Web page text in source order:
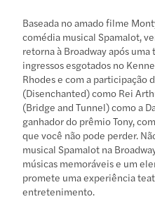
Baseada no amado filme
comédia musical Spamalot,
retorna à Broadway após
ingressos esgotados no
Rhodes e com a participação
(Disenchanted) como Rei
(Bridge and Tunnel) como a
ganhador do prêmio Tony,
que você não pode perder.
musical Spamalot na
músicas memoráveis e um
promete uma experiência
entretenimento.